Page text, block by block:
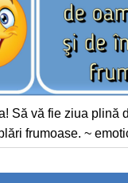
Să vă fie ziua plină
frumoase. ~